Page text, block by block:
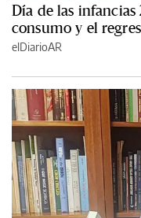
Día de las
consumo y el
elDiarioAR